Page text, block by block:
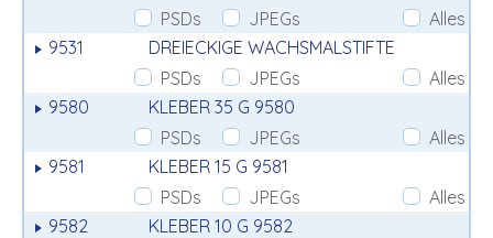
PSDs
JPEGs
Alles
9531
DREIECKIGE WACHSMALSTIFTE
PSDs
JPEGs
Alles
9580
KLEBER 35 G 9580
PSDs
JPEGs
Alles
9581
KLEBER 15 G 9581
PSDs
JPEGs
Alles
9582
KLEBER 10 G 9582